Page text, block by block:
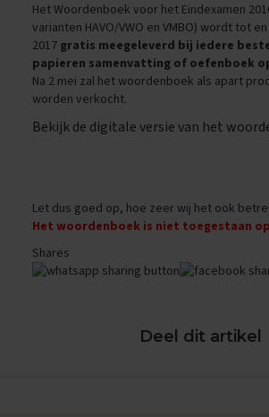
M
a
a
t
s
h
j
k
n
d
Het Woordenboek voor het Eindexamen
varianten HAVO/VWO en VMBO) wordt tot
2017 gratis meegeleverd bij iedere
papieren samenvatting of oefenboek
Na 2 mei zal het woordenboek als apart
worden verkocht.
Bekijk de digitale versie van het
Let dus goed op, hoe zeer wij het ook
Het woordenboek is niet toegestaan
Shares
Deel dit artikel